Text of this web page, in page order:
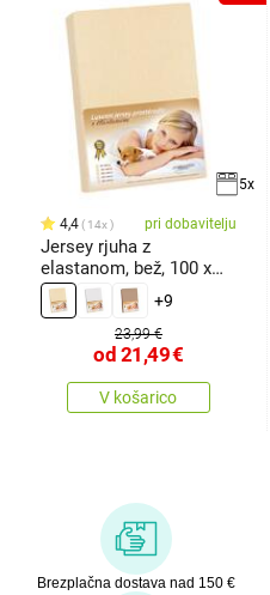
5x
4,4 14x pri dobavitelju
Jersey rjuha z
elastanom, bež, 100 x
200 cm
+9
23,99 €
od 21,49€
V košarico
Brezplačna dostava nad 150 €